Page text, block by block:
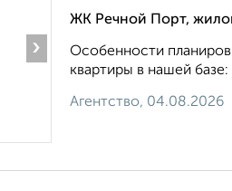
›
ЖК Речной Порт,
Особенности
квартиры в нашей
Агентство, 04.08.2026